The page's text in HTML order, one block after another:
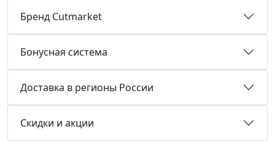
Бренд Cutmarket
Бонусная система
Доставка в регионы России
Скидки и акции